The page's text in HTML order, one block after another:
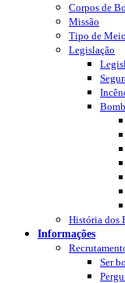
Corpos de
Missão
Tipo de
Legislação
História dos
Informações
Ser